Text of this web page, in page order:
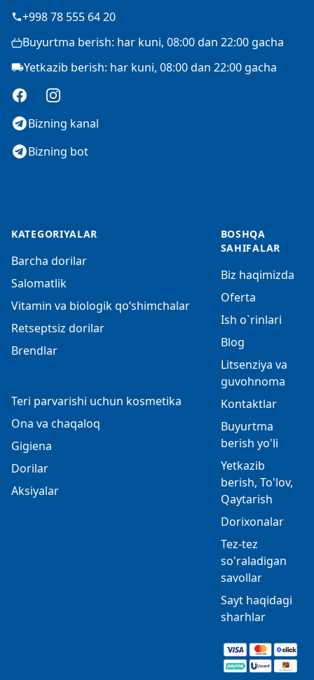
+998 78 555 64 20
Buyurtma berish: har kuni, 08:00 dan 22:00 gacha
Yetkazib berish: har kuni, 08:00 dan 22:00 gacha
FacebookInstagram
Bizning kanal
Bizning bot
KATEGORIYALAR
Barcha dorilar
Salomatlik
Vitamin va biologik qo‘shimchalar
Retseptsiz dorilar
Brendlar
Teri parvarishi uchun kosmetika
Ona va chaqaloq
Gigiena
Dorilar
Aksiyalar
BOSHQA
SAHIFALAR
Biz haqimizda
Oferta
Ish o`rinlari
Blog
Litsenziya va
guvohnoma
Kontaktlar
Buyurtma
berish yo'li
Yetkazib
berish, To'lov,
Qaytarish
Dorixonalar
Tez-tez
so'raladigan
savollar
Sayt haqidagi
sharhlar